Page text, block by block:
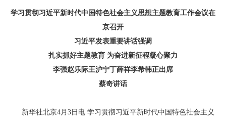
学习贯彻习近平新时代中国特色社会主义思想主题教育工作会议在
京召开
习近平发表重要讲话强调
扎实抓好主题教育 为奋进新征程凝心聚力
李强赵乐际王沪宁丁薛祥李希韩正出席
蔡奇讲话
新华社北京4月3日电 学习贯彻习近平新时代中国特色社会主义